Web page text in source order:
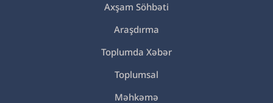
Axşam Söhbəti
Araşdırma
Toplumda Xəbər
Toplumsal
Məhkəmə